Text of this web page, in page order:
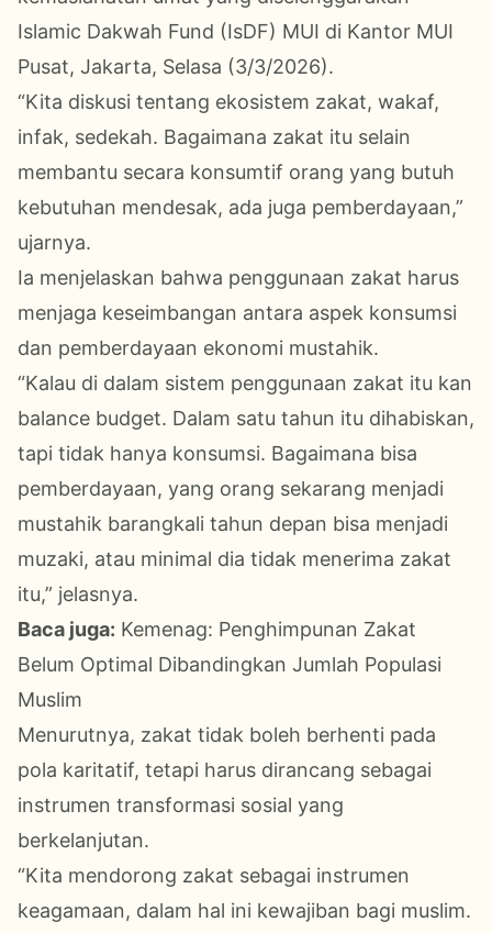
Islamic Dakwah Fund (IsDF) MUI di Kantor MUI
Pusat, Jakarta, Selasa (3/3/2026).
“Kita diskusi tentang ekosistem zakat, wakaf,
infak, sedekah. Bagaimana zakat itu selain
membantu secara konsumtif orang yang butuh
kebutuhan mendesak, ada juga pemberdayaan,”
ujarnya.
Ia menjelaskan bahwa penggunaan zakat harus
menjaga keseimbangan antara aspek konsumsi
dan pemberdayaan ekonomi mustahik.
“Kalau di dalam sistem penggunaan zakat itu kan
balance budget. Dalam satu tahun itu dihabiskan,
tapi tidak hanya konsumsi. Bagaimana bisa
pemberdayaan, yang orang sekarang menjadi
mustahik barangkali tahun depan bisa menjadi
muzaki, atau minimal dia tidak menerima zakat
itu,” jelasnya.
Baca juga: Kemenag: Penghimpunan Zakat
Belum Optimal Dibandingkan Jumlah Populasi
Muslim
Menurutnya, zakat tidak boleh berhenti pada
pola karitatif, tetapi harus dirancang sebagai
instrumen transformasi sosial yang
berkelanjutan.
“Kita mendorong zakat sebagai instrumen
keagamaan, dalam hal ini kewajiban bagi muslim.